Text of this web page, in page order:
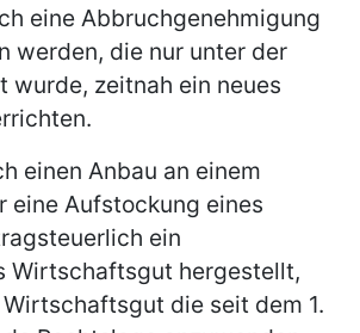
eine Abbruchgenehmigung
werden, die nur unter der
wurde, zeitnah ein neues
einen Anbau an einem
eine Aufstockung eines
ein
Wirtschaftsgut hergestellt,
die seit dem 1.